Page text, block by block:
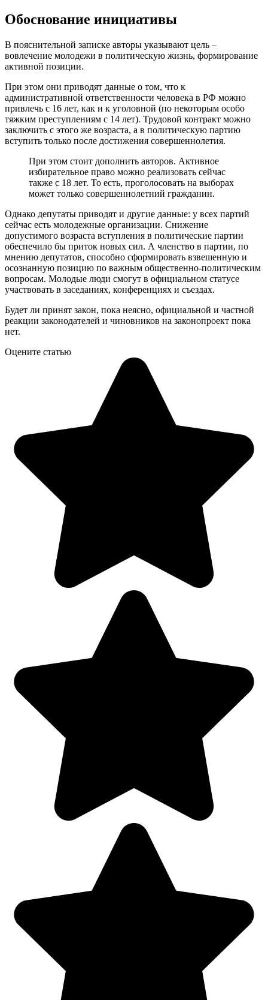
Обоснование инициативы
В пояснительной записке авторы указывают цель –
вовлечение молодежи в политическую жизнь, формирование
активной позиции.
При этом они приводят данные о том, что к
административной ответственности человека в РФ можно
привлечь с 16 лет, как и к уголовной (по некоторым особо
тяжким преступлениям с 14 лет). Трудовой контракт можно
заключить с этого же возраста, а в политическую партию
вступить только после достижения совершеннолетия.
При этом стоит дополнить авторов. Активное
избирательное право можно реализовать сейчас
также с 18 лет. То есть, проголосовать на выборах
может только совершеннолетний гражданин.
Однако депутаты приводят и другие данные: у всех партий
сейчас есть молодежные организации. Снижение
допустимого возраста вступления в политические партии
обеспечило бы приток новых сил. А членство в партии, по
мнению депутатов, способно сформировать взвешенную и
осознанную позицию по важным общественно-политическим
вопросам. Молодые люди смогут в официальном статусе
участвовать в заседаниях, конференциях и съездах.
Будет ли принят закон, пока неясно, официальной и частной
реакции законодателей и чиновников на законопроект пока
нет.
Оцените статью